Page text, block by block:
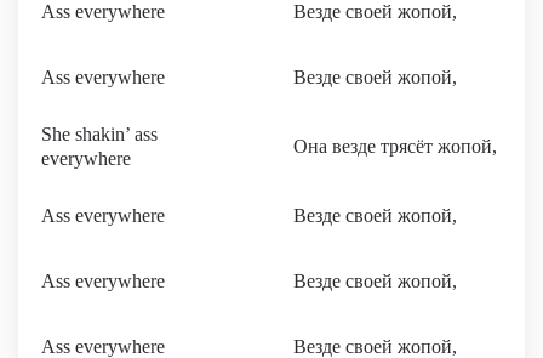
Ass everywhere Везде своей жопой,
Ass everywhere Везде своей жопой,
She shakin’ ass
everywhere
Она везде трясёт жопой,
Ass everywhere Везде своей жопой,
Ass everywhere Везде своей жопой,
Ass everywhere Везде своей жопой,